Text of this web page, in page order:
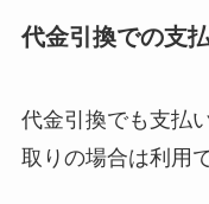
代⾦引換での支
代⾦引換でも支払
取りの場合は利用